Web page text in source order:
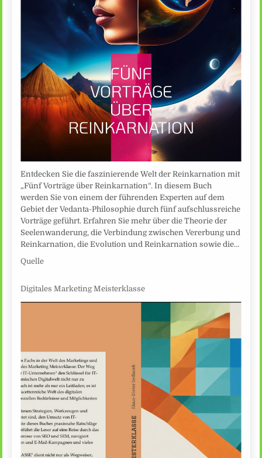
Entdecken Sie die faszinierende Welt der Reinkarnation mit
„Fünf Vorträge über Reinkarnation“. In diesem Buch
werden Sie von einem der führenden Experten auf dem
Gebiet der Vedanta-Philosophie durch fünf aufschlussreiche
Vorträge geführt. Erfahren Sie mehr über die Theorie der
Seelenwanderung, die Verbindung zwischen Vererbung und
Reinkarnation, die Evolution und Reinkarnation sowie die…
Quelle
Digitales Marketing Meisterklasse